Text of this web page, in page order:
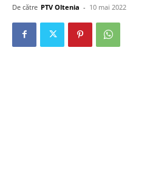
De către PTV Oltenia - 10 mai 2022